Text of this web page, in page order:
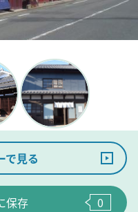
で見る
保存 0